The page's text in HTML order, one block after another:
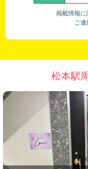
掲載情報に
ご連
松本駅